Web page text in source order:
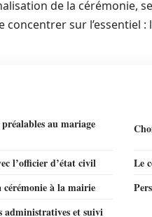
de la cérémonie,
sur l’essentiel :
au mariage
l’officier d’état civil
Le
à la mairie
administratives et suivi